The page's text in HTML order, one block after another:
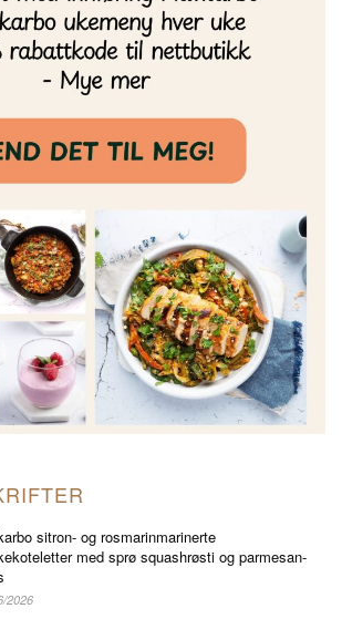
sitron- og rosmarinmarinerte
med sprø squashrøsti og parmesan-
2026